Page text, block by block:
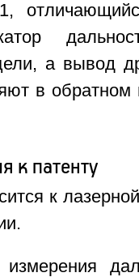
а вывод
в обратном
к патенту
к
измерения